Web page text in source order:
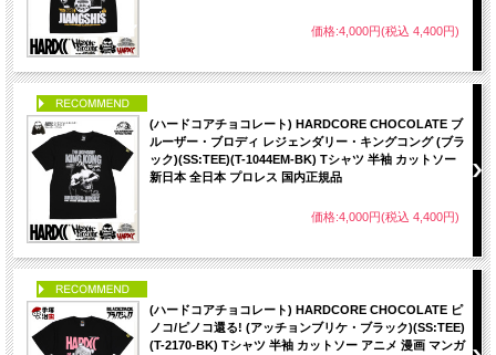
価格:4,000円(税込 4,400円)
(ハードコアチョコレート) HARDCORE CHOCOLATE ブ
ルーザー・ブロディ レジェンダリー・キングコング (ブラ
ック)(SS:TEE)(T-1044EM-BK) Tシャツ 半袖 カットソー
新日本 全日本 プロレス 国内正規品
価格:4,000円(税込 4,400円)
(ハードコアチョコレート) HARDCORE CHOCOLATE ピ
ノコ/ピノコ還る! (アッチョンブリケ・ブラック)(SS:TEE)
(T-2170-BK) Tシャツ 半袖 カットソー アニメ 漫画 マンガ